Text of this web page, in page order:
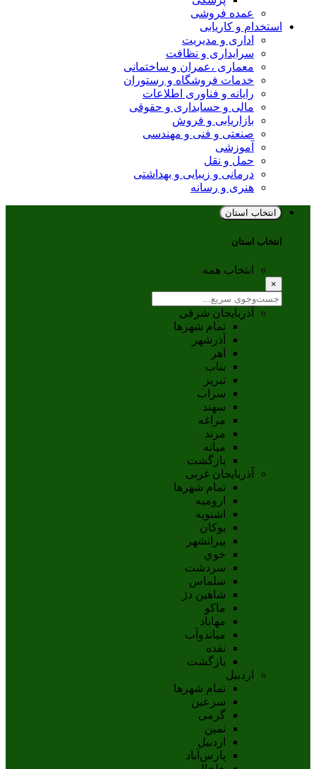
عمده فروشی
استخدام و کاریابی
اداری و مدیریت
سرایداری و نظافت
معماری ،عمران و ساختمانی
خدمات فروشگاه و رستوران
رایانه و فناوری اطلاعات
مالی و حسابداری و حقوقی
بازاریابی و فروش
صنعتی و فنی و مهندسی
آموزشی
حمل و نقل
درمانی و زیبایی و بهداشتی
هنری و رسانه
انتخاب استان
انتخاب استان
انتخاب همه
×
آذربایجان شرقی
تمام شهر‌ها
آذرشهر
اهر
بناب
تبريز
سراب
سهند
مراغه
مرند
ميانه
بازگشت
آذربایجان غربی
تمام شهر‌ها
اروميه
اشنويه
بوکان
پيرانشهر
خوي
سردشت
سلماس
شاهين دژ
ماکو
مهاباد
مياندوآب
نقده
بازگشت
اردبیل
تمام شهر‌ها
سرعین
گرمی
نمین
اردبيل
پارس‌آباد